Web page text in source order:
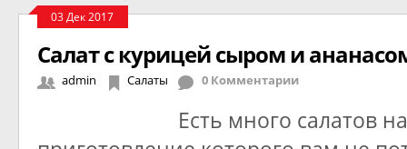
03 Дек 2017
Салат с курицей сыром и
admin Салаты 0 Комментарии
Есть много салатов на